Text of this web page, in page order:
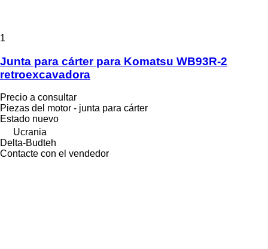
1
Junta para cárter para Komatsu WB93R-2
retroexcavadora
Precio a consultar
Piezas del motor - junta para cárter
Estado nuevo
Ucrania
Delta-Budteh
Contacte con el vendedor